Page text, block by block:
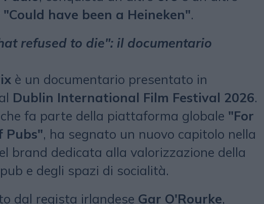
"Could have been a Heineken".
refused to die": il documentario
è un documentario presentato in
Dublin International Film Festival 2026.
fa parte della piattaforma globale "For
Pubs", ha segnato un nuovo capitolo nella
brand dedicata alla valorizzazione della
e degli spazi di socialità.
dal regista irlandese Gar O'Rourke,